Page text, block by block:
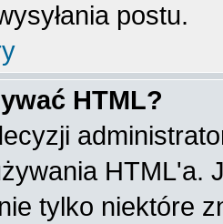
postu.
HTML?
HTML'a.
tylko niektóre